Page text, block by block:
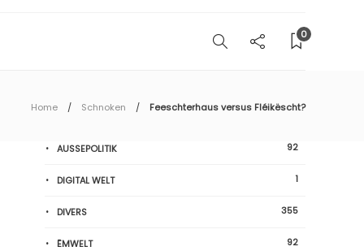
0
Home Schnoken Feeschterhaus versus Fléikëscht?
AUSSEPOLITIK 92
DIGITAL WELT 1
DIVERS 355
ËMWELT 92